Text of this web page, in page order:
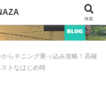
からチニング乗っ込み攻略！高確
トなはじめ時
検索